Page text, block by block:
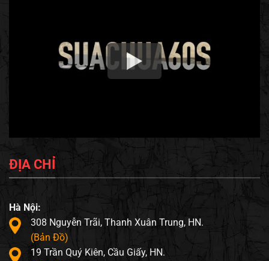
ĐỊA CHỈ
Hà Nội:
308 Nguyễn Trãi, Thanh Xuân Trung, HN.
(Bản Đồ)
19 Trần Quý Kiên, Cầu Giấy, HN.